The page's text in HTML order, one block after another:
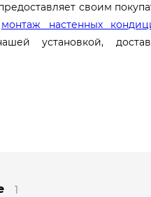
своим
монтаж настенных
установкой,
1